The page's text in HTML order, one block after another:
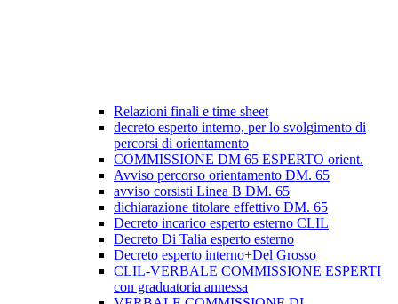
Relazioni finali e time sheet
decreto esperto interno, per lo svolgimento di
percorsi di orientamento
COMMISSIONE DM 65 ESPERTO orient.
Avviso percorso orientamento DM. 65
avviso corsisti Linea B DM. 65
dichiarazione titolare effettivo DM. 65
Decreto incarico esperto esterno CLIL
Decreto Di Talia esperto esterno
Decreto esperto interno+Del Grosso
CLIL-VERBALE COMMISSIONE ESPERTI
con graduatoria annessa